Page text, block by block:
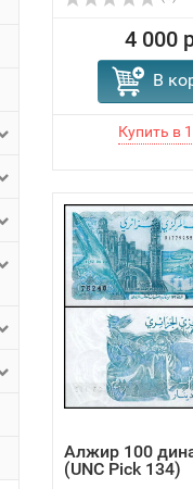
4 000
В
Алжир 100
(UNC Pick 134)